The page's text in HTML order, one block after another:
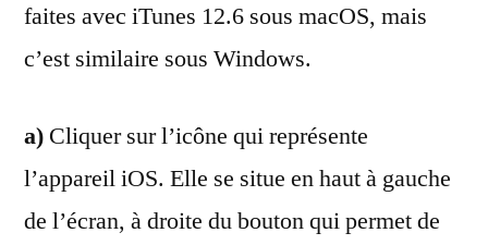
faites avec iTunes 12.6 sous macOS, mais
c’est similaire sous Windows.
a) Cliquer sur l’icône qui représente
l’appareil iOS. Elle se situe en haut à gauche
de l’écran, à droite du bouton qui permet de